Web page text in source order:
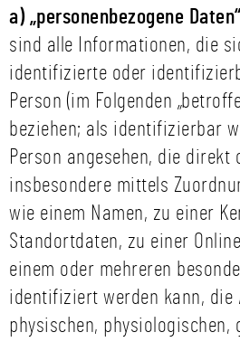
a) „personenbezogene Daten“
sind alle Informationen, die
identifizierte oder
Person (im Folgenden
beziehen; als identifizierbar
Person angesehen, die direkt
insbesondere mittels
wie einem Namen, zu einer
Standortdaten, zu einer
einem oder mehreren
identifiziert werden kann, die
physischen, physiologischen,